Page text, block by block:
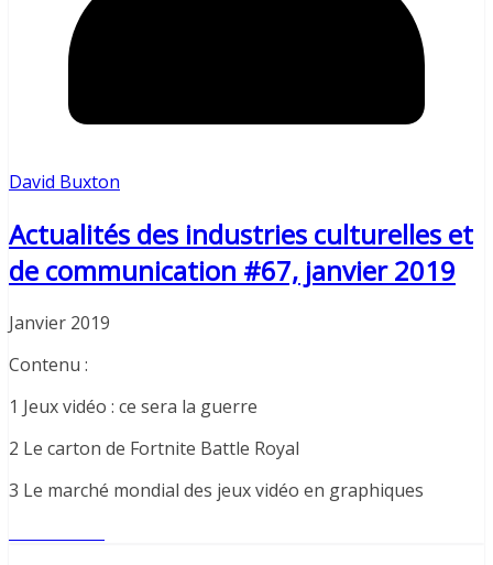
David Buxton
Actualités des industries culturelles et
de communication #67, janvier 2019
Janvier 2019
Contenu :
1 Jeux vidéo : ce sera la guerre
2 Le carton de Fortnite Battle Royal
3 Le marché mondial des jeux vidéo en graphiques